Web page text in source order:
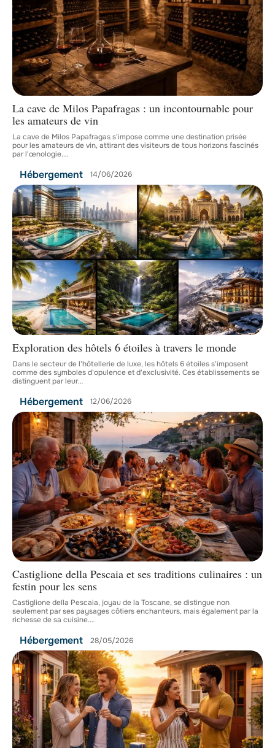
La cave de Milos Papafragas : un incontournable pour
les amateurs de vin
La cave de Milos Papafragas s'impose comme une destination prisée
pour les amateurs de vin, attirant des visiteurs de tous horizons fascinés
par l'œnologie.…
Hébergement 14/06/2026
Exploration des hôtels 6 étoiles à travers le monde
Dans le secteur de l'hôtellerie de luxe, les hôtels 6 étoiles s'imposent
comme des symboles d'opulence et d'exclusivité. Ces établissements se
distinguent par leur…
Hébergement 12/06/2026
Castiglione della Pescaia et ses traditions culinaires : un
festin pour les sens
Castiglione della Pescaia, joyau de la Toscane, se distingue non
seulement par ses paysages côtiers enchanteurs, mais également par la
richesse de sa cuisine.…
Hébergement 28/05/2026